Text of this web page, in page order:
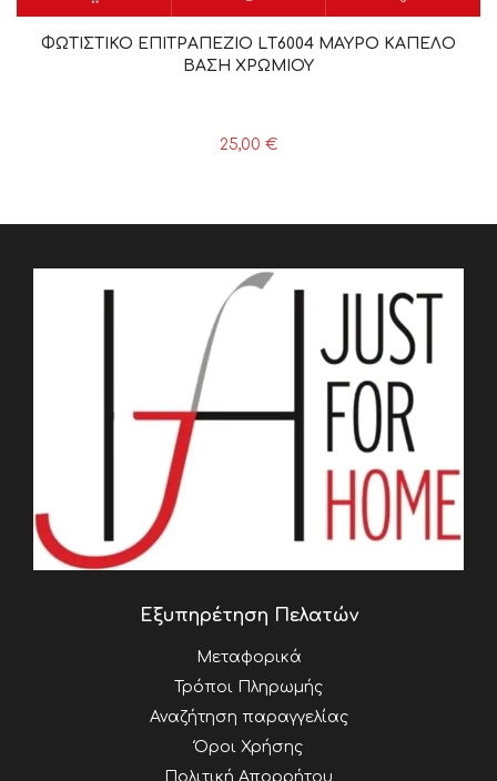
ΦΩΤΙΣΤΙΚΟ ΕΠΙΤΡΑΠΕΖΙΟ LΤ6004 ΜΑΥΡΟ ΚΑΠΕΛΟ
ΒΑΣΗ ΧΡΩΜΙΟΥ
25,00 €
Εξυπηρέτηση Πελατών
Μεταφορικά
Τρόποι Πληρωμής
Αναζήτηση παραγγελίας
Όροι Χρήσης
Πολιτική Απορρήτου